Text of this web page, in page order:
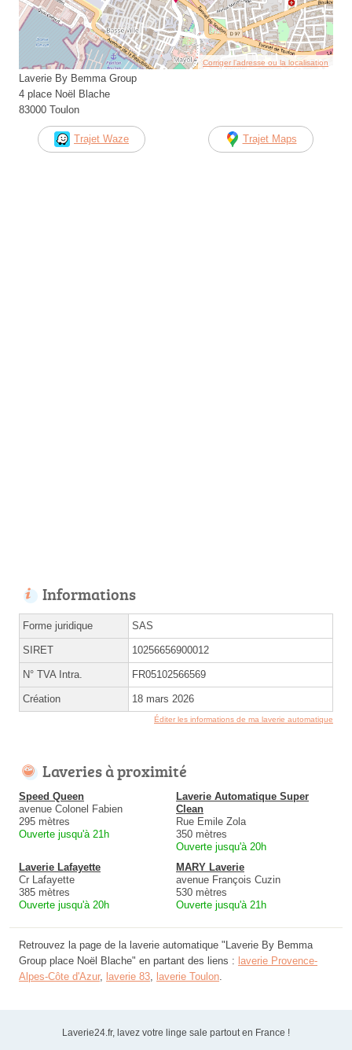
Corriger l’adresse ou la localisation
Laverie By Bemma Group
4 place Noël Blache
83000 Toulon
Trajet Waze Trajet Maps
Informations
Forme juridique SAS
SIRET 10256656900012
N° TVA Intra. FR05102566569
Création 18 mars 2026
Éditer les informations de ma laverie automatique
Laveries à proximité
Speed Queen
avenue Colonel Fabien
295 mètres
Ouverte jusqu'à 21h
Laverie Automatique Super
Clean
Rue Emile Zola
350 mètres
Ouverte jusqu'à 20h
Laverie Lafayette
Cr Lafayette
385 mètres
Ouverte jusqu'à 20h
MARY Laverie
avenue François Cuzin
530 mètres
Ouverte jusqu'à 21h
Retrouvez la page de la laverie automatique "Laverie By Bemma
Group place Noël Blache" en partant des liens : laverie Provence-
Alpes-Côte d'Azur, laverie 83, laverie Toulon.
Laverie24.fr, lavez votre linge sale partout en France !